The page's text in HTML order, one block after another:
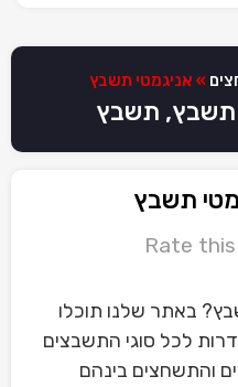
» אניגמטי תשבץ
תשבץ, תשבץ
תשבץ
Rate
באתר שלנו תוכלו
לכל סוגי התשבצים
והתשחצים בינהם